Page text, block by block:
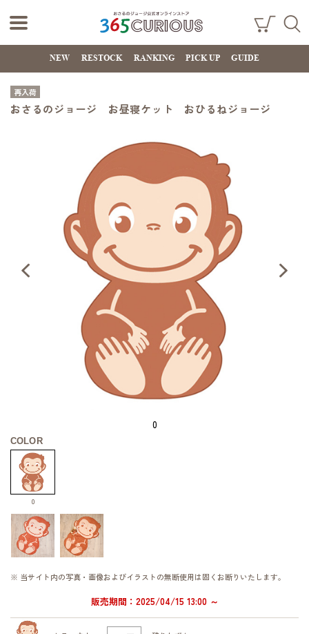
おさるのジョー
ジ公式オンライ
365CURIOUS
ング
カー
NEW RESTOCK RANKING PICK UP GUIDE
再入荷
おさるのジョージ お昼寝ケット おひるねジョージ
0
COLOR
0
※ 当サイト内の写真・画像およびイラストの無断使用は固くお断りいたします。
販売期間：2025/04/15 13:00 ～